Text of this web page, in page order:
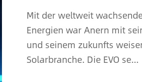
Mit der weltweit
Energien war Anern mit
und seinem zukunfts
Solarbranche. Die EVO se...